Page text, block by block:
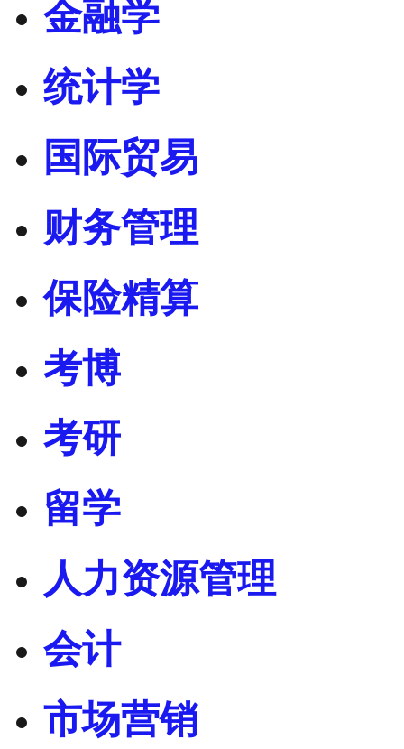
金融学
统计学
国际贸易
财务管理
保险精算
考博
考研
留学
人力资源管理
会计
市场营销